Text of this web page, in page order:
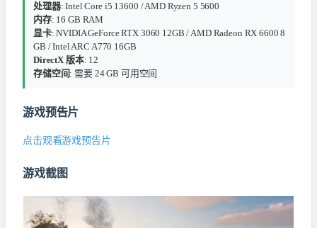
处理器: Intel Core i5 13600 / AMD Ryzen 5 5600
内存: 16 GB RAM
显卡: NVIDIA GeForce RTX 3060 12GB / AMD Radeon RX 6600 8
GB / Intel ARC A770 16GB
DirectX 版本: 12
存储空间: 需要 24 GB 可用空间
游戏预告片
点击观看游戏预告片
游戏截图